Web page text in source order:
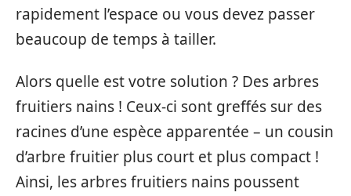
rapidement l’espace ou vous devez passer
beaucoup de temps à tailler.
Alors quelle est votre solution ? Des arbres
fruitiers nains ! Ceux-ci sont greffés sur des
racines d’une espèce apparentée – un cousin
d’arbre fruitier plus court et plus compact !
Ainsi, les arbres fruitiers nains poussent